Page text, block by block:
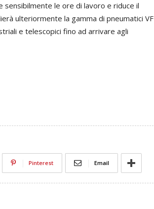
le ore di lavoro e riduce il
ulteriormente la gamma di pneumatici VF
e telescopici fino ad arrivare agli
Pinterest Email